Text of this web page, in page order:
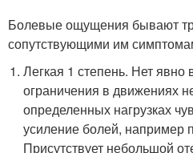
Болевые ощущения бывают
сопутствующими им
Легкая 1 степень. Нет
ограничения в движениях
определенных нагрузках
усиление болей, например
Присутствует небольшой